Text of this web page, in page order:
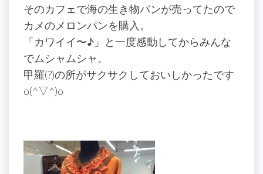
そのカフェで海の生き物パンが売ってたので
カメのメロンパンを購入。
「カワイイ〜♪」と一度感動してからみんな
でムシャムシャ。
甲羅(?)の所がサクサクしておいしかったです
o(^▽^)o